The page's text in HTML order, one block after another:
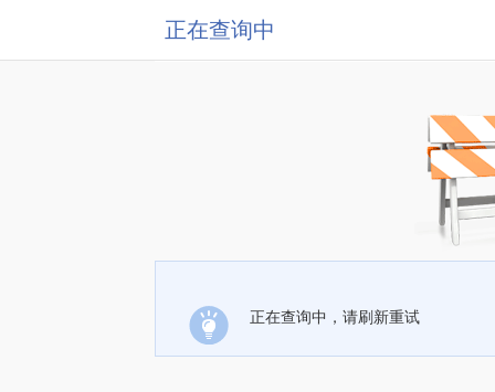
正在查询中
正在查询中，请刷新重试